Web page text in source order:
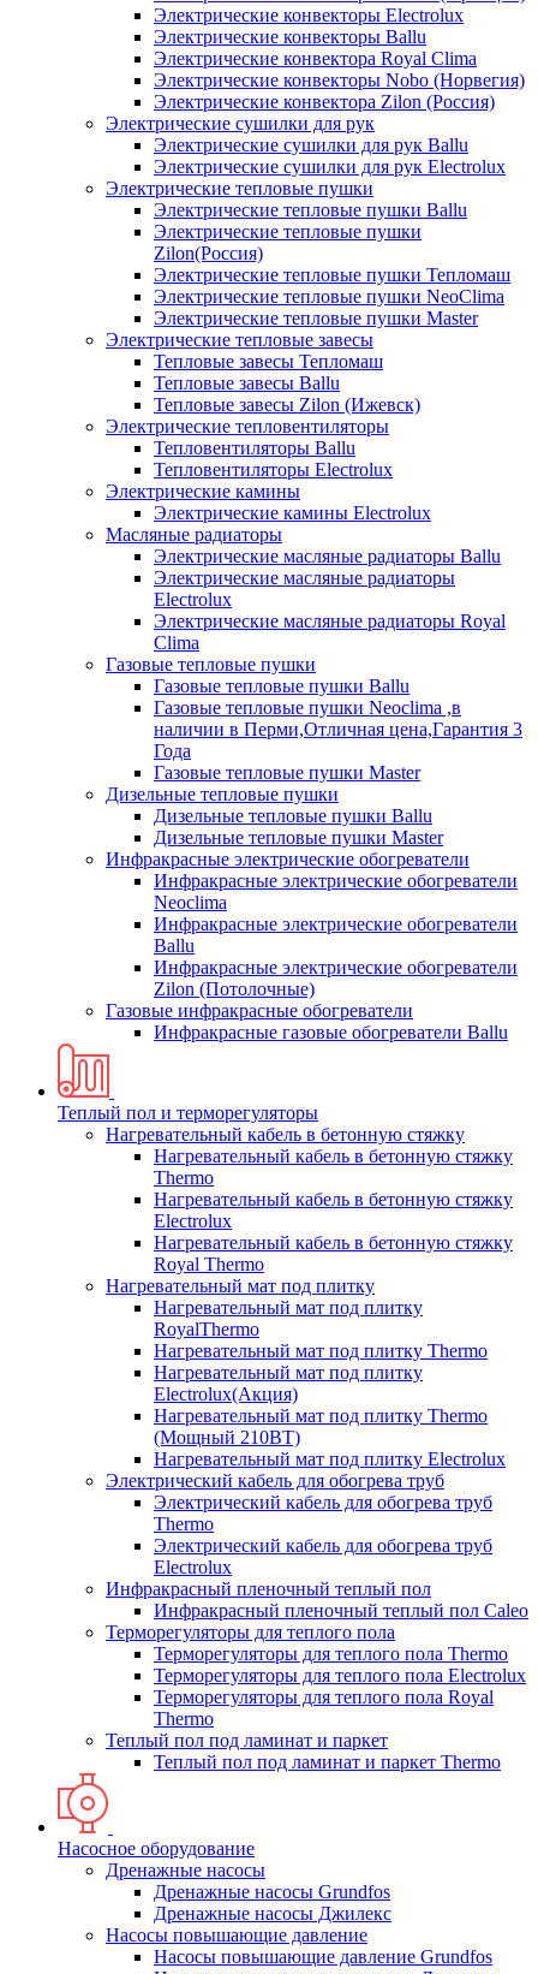
Электрические конвекторы Electrolux
Электрические конвекторы Ballu
Электрические конвектора Royal Clima
Электрические конвекторы Nobo (Норвегия)
Электрические конвектора Zilon (Россия)
Электрические сушилки для рук
Электрические сушилки для рук Ballu
Электрические сушилки для рук Electrolux
Электрические тепловые пушки
Электрические тепловые пушки Ballu
Электрические тепловые пушки
Zilon(Россия)
Электрические тепловые пушки Тепломаш
Электрические тепловые пушки NeoClima
Электрические тепловые пушки Master
Электрические тепловые завесы
Тепловые завесы Тепломаш
Тепловые завесы Ballu
Тепловые завесы Zilon (Ижевск)
Электрические тепловентиляторы
Тепловентиляторы Ballu
Тепловентиляторы Electrolux
Электрические камины
Электрические камины Electrolux
Масляные радиаторы
Электрические масляные радиаторы Ballu
Электрические масляные радиаторы
Electrolux
Электрические масляные радиаторы Royal
Clima
Газовые тепловые пушки
Газовые тепловые пушки Ballu
Газовые тепловые пушки Neoclima ,в
наличии в Перми,Отличная цена,Гарантия 3
Года
Газовые тепловые пушки Master
Дизельные тепловые пушки
Дизельные тепловые пушки Ballu
Дизельные тепловые пушки Master
Инфракрасные электрические обогреватели
Инфракрасные электрические обогреватели
Neoclima
Инфракрасные электрические обогреватели
Ballu
Инфракрасные электрические обогреватели
Zilon (Потолочные)
Газовые инфракрасные обогреватели
Инфракрасные газовые обогреватели Ballu
Теплый пол и терморегуляторы
Нагревательный кабель в бетонную стяжку
Нагревательный кабель в бетонную стяжку
Thermo
Нагревательный кабель в бетонную стяжку
Electrolux
Нагревательный кабель в бетонную стяжку
Royal Thermo
Нагревательный мат под плитку
Нагревательный мат под плитку
RoyalThermo
Нагревательный мат под плитку Thermo
Нагревательный мат под плитку
Electrolux(Акция)
Нагревательный мат под плитку Thermo
(Мощный 210ВТ)
Нагревательный мат под плитку Electrolux
Электрический кабель для обогрева труб
Электрический кабель для обогрева труб
Thermo
Электрический кабель для обогрева труб
Electrolux
Инфракрасный пленочный теплый пол
Инфракрасный пленочный теплый пол Caleo
Терморегуляторы для теплого пола
Терморегуляторы для теплого пола Thermo
Терморегуляторы для теплого пола Electrolux
Терморегуляторы для теплого пола Royal
Thermo
Теплый пол под ламинат и паркет
Теплый пол под ламинат и паркет Thermo
Насосное оборудование
Дренажные насосы
Дренажные насосы Grundfos
Дренажные насосы Джилекс
Насосы повышающие давление
Насосы повышающие давление Grundfos